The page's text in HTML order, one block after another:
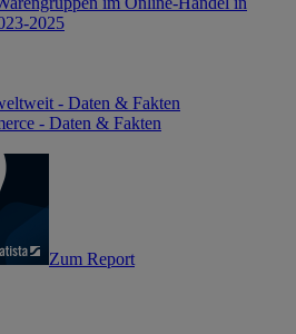
2025
- Daten & Fakten
- Daten & Fakten
Zum Report